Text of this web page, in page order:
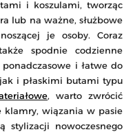
i koszulami, tworząc
lub na ważne, służbowe
je osoby. Coraz
spodnie codzienne
i łatwe do
i płaskimi butami typu
, warto zwrócić
klamry, wiązania w pasie
stylizacji nowoczesnego